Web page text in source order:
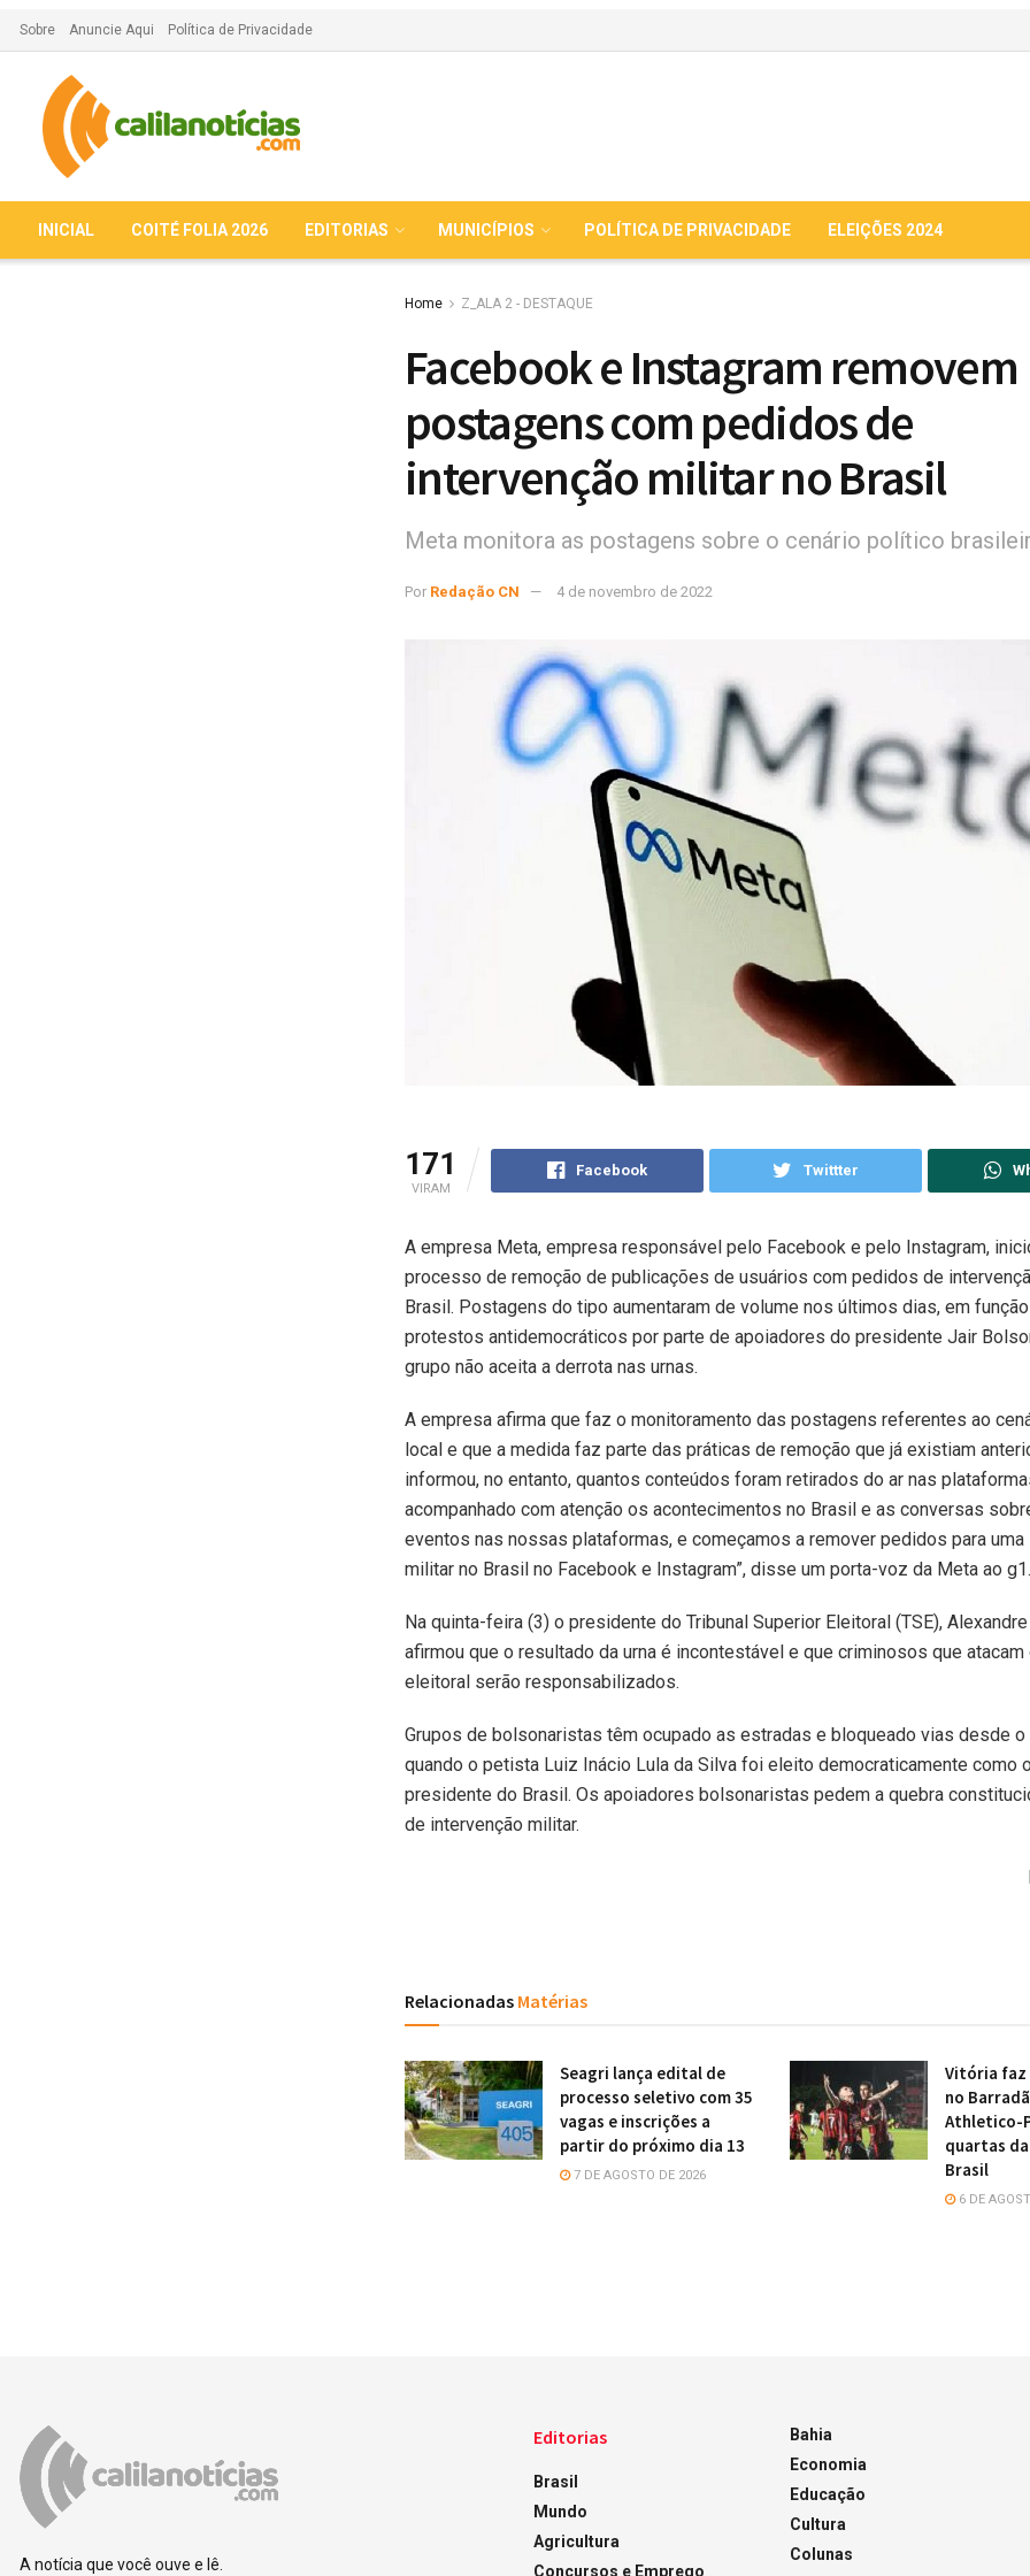
Sobre Anuncie Aqui Política de Privacidade
INICIAL COITÉ FOLIA 2026 EDITORIAS MUNICÍPIOS POLÍTICA DE PRIVACIDADE ELEIÇÕES 2024
Home Z_ALA 2 - DESTAQUE
Facebook e Instagram removem
postagens com pedidos de
intervenção militar no Brasil
Meta monitora as postagens sobre o cenário político
Por Redação CN 4 de novembro de 2022
171
VIRAM
Facebook Twittter
A empresa Meta, empresa responsável pelo Facebook e pelo Instagram,
processo de remoção de publicações de usuários com pedidos de
Brasil. Postagens do tipo aumentaram de volume nos últimos dias, em
protestos antidemocráticos por parte de apoiadores do presidente Jair
grupo não aceita a derrota nas urnas.
A empresa afirma que faz o monitoramento das postagens referentes ao
local e que a medida faz parte das práticas de remoção que já existiam
informou, no entanto, quantos conteúdos foram retirados do ar nas
acompanhado com atenção os acontecimentos no Brasil e as conversas
eventos nas nossas plataformas, e começamos a remover pedidos para uma
militar no Brasil no Facebook e Instagram”, disse um porta-voz da Meta ao g1.
Na quinta-feira (3) o presidente do Tribunal Superior Eleitoral (TSE),
afirmou que o resultado da urna é incontestável e que criminosos que
eleitoral serão responsabilizados.
Grupos de bolsonaristas têm ocupado as estradas e bloqueado vias desde o
quando o petista Luiz Inácio Lula da Silva foi eleito democraticamente como
presidente do Brasil. Os apoiadores bolsonaristas pedem a quebra
de intervenção militar.
Relacionadas Matérias
Seagri lança edital de
processo seletivo com 35
vagas e inscrições a
partir do próximo dia 13
7 DE AGOSTO DE 2026
Vitória faz
no
Athletico-
quartas
Brasil
6 DE
A notícia que você ouve e lê.
Editorias
Brasil
Mundo
Agricultura
Concursos e Emprego
Bahia
Economia
Educação
Cultura
Colunas